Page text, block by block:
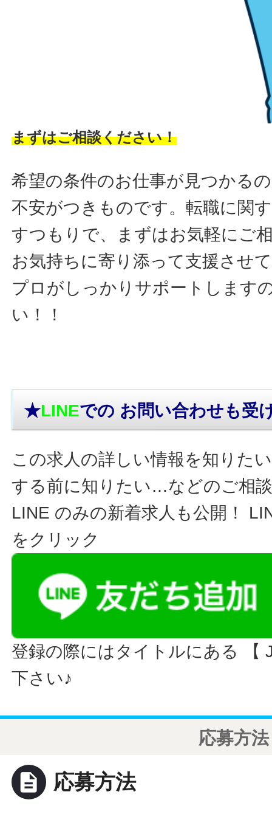
まずはご相談ください！
希望の条件のお仕事が見つかる
不安がつきものです。転職に関
すつもりで、まずはお気軽にご
お気持ちに寄り添って支援させ
プロがしっかりサポートします
い！！
★LINEでの お問い合わせも受
この求人の詳しい情報を知りた
する前に知りたい…などのご相
LINE のみの新着求人も公開！
をクリック
登録の際にはタイトルにある 【
下さい♪
応募方法
description 応募方法